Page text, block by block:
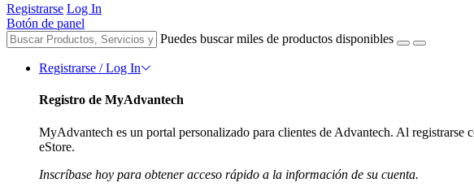
Registrarse Log In
Botón de panel
Puedes buscar miles de productos disponibles
Registrarse / Log In
Registro de MyAdvantech
MyAdvantech es un portal personalizado para clientes de Advantech. Al
eStore.
Inscríbase hoy para obtener acceso rápido a la información de su cuenta.